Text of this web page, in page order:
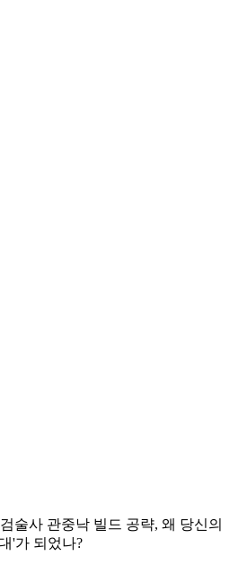
술사 관중낙 빌드 공략, 왜 당신의
'가 되었나?